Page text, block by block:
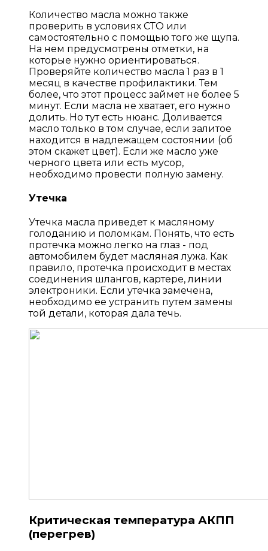
Количество масла можно также
проверить в условиях СТО или
самостоятельно с помощью того же щупа.
На нем предусмотрены отметки, на
которые нужно ориентироваться.
Проверяйте количество масла 1 раз в 1
месяц в качестве профилактики. Тем
более, что этот процесс займет не более 5
минут. Если масла не хватает, его нужно
долить. Но тут есть нюанс. Доливается
масло только в том случае, если залитое
находится в надлежащем состоянии (об
этом скажет цвет). Если же масло уже
черного цвета или есть мусор,
необходимо провести полную замену.
Утечка
Утечка масла приведет к масляному
голоданию и поломкам. Понять, что есть
протечка можно легко на глаз - под
автомобилем будет масляная лужа. Как
правило, протечка происходит в местах
соединения шлангов, картере, линии
электроники. Если утечка замечена,
необходимо ее устранить путем замены
той детали, которая дала течь.
Критическая температура АКПП
(перегрев)